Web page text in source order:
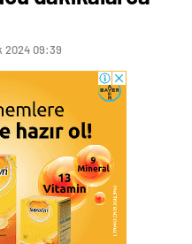
2024 09:39